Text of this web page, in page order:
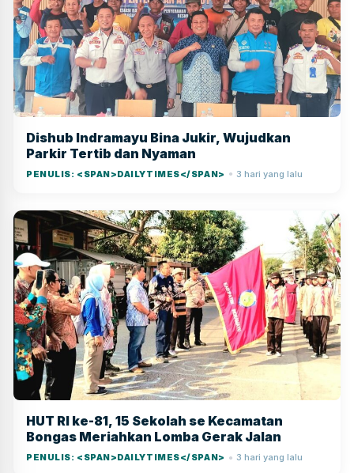
Dishub Indramayu Bina Jukir, Wujudkan
Parkir Tertib dan Nyaman
PENULIS: <SPAN>DAILYTIMES</SPAN> ● 3 hari yang lalu
HUT RI ke-81, 15 Sekolah se Kecamatan
Bongas Meriahkan Lomba Gerak Jalan
PENULIS: <SPAN>DAILYTIMES</SPAN> ● 3 hari yang lalu